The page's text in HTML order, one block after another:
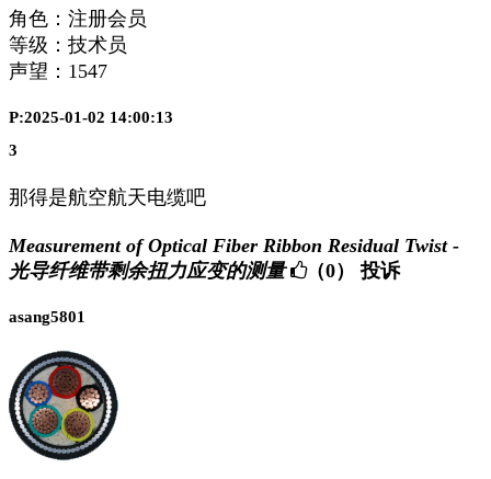
角色：注册会员
等级：技术员
声望： 1547
P:2025-01-02 14:00:13
3
那得是航空航天电缆吧
Measurement of Optical Fiber Ribbon Residual Twist -
光导纤维带剩余扭力应变的测量
（0） 投诉
asang5801